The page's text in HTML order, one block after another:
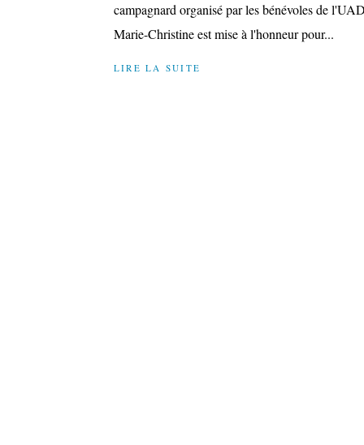
campagnard organisé par les bénévoles de
Marie-Christine est mise à l'honneur pour...
LIRE LA SUITE